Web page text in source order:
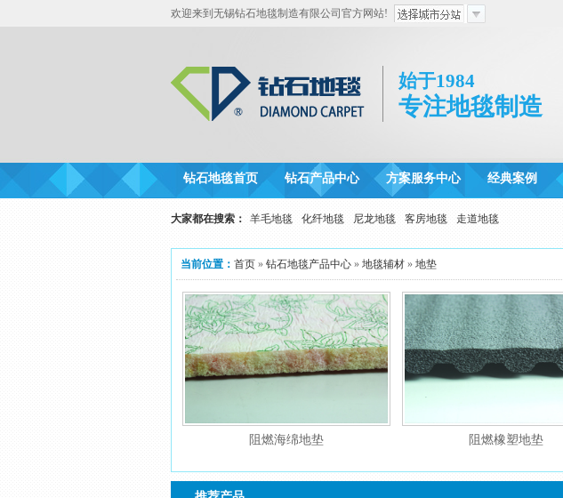
欢迎来到无锡钻石地毯制造有限公司官方网站!
始于1984
专注地毯制造
钻石地毯首页 钻石产品中心 方案服务中心 经典案例
大家都在搜索： 羊毛地毯 化纤地毯 尼龙地毯 客房地毯 走道地毯
当前位置： 首页 » 钻石地毯产品中心 » 地毯辅材 » 地垫
阻燃海绵地垫 阻燃橡塑地垫